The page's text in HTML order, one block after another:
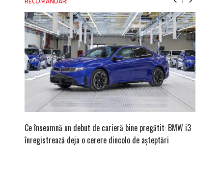
Ce înseamnă un debut de carieră bine pregătit: BMW i3
înregistrează deja o cerere dincolo de așteptări